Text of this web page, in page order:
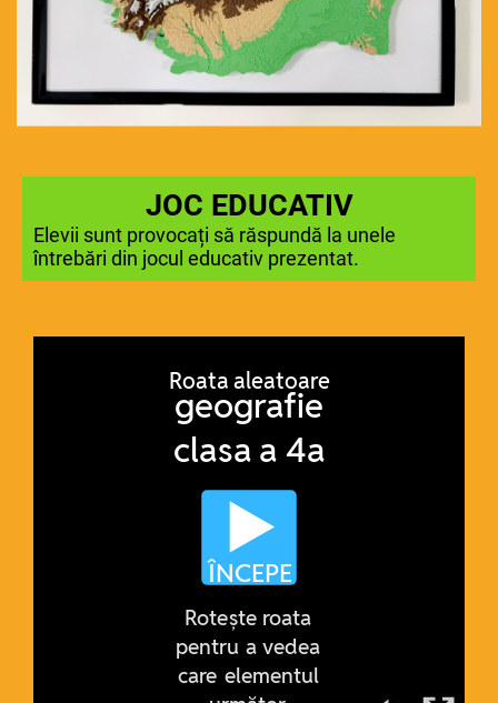
JOC EDUCATIV
Elevii sunt provocați să răspundă la unele
întrebări din jocul educativ prezentat.